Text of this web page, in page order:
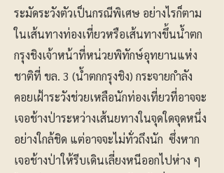
ระมัดระวังตัวเป็นกรณีพิเศษ อย่างไรก็ตาม
ในเส้นทางท่องเที่ยวหรือเส้นทางขึ้นน้ำตก
กรุงชิงเจ้าหน้าที่หน่วยพิทักษ์อุทยานแห่ง
ชาติที่ ขล. 3 (น้ำตกกรุงชิง) กระจายกำลัง
คอยเฝ้าระวังช่วยเหลือนักท่องเที่ยวที่อาจจะ
เจอช้างป่าระหว่างเส้นยทางในจุดใดจุดหนึ่ง
อย่างใกล้ชิด แต่อาจจะไม่ทั่วถึงนัก ซึ่งหาก
เจอช้างป่าให้รีบเดินเลี่ยงหนีออกไปห่าง ๆ